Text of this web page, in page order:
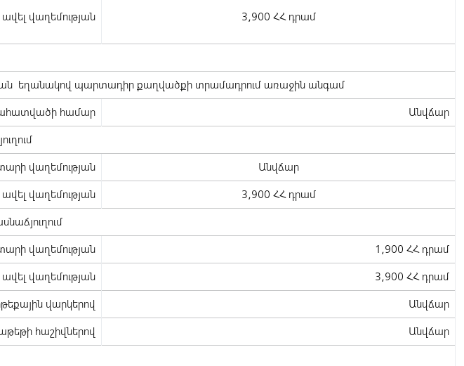
վաղեմության 3,900 ՀՀ դրամ
եղանակով պարտադիր քաղվածքի տրամադրում առաջին անգամ
համար Անվճար
վաղեմության Անվճար
վաղեմության 3,900 ՀՀ դրամ
վաղեմության 1,900 ՀՀ դրամ
վաղեմության 3,900 ՀՀ դրամ
վարկերով Անվճար
հաշիվներով Անվճար